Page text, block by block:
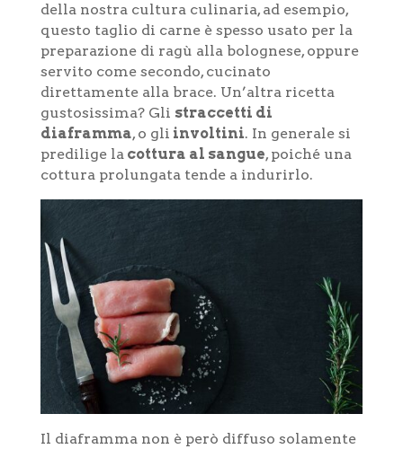
della nostra cultura culinaria, ad esempio,
questo taglio di carne è spesso usato per la
preparazione di ragù alla bolognese, oppure
servito come secondo, cucinato
direttamente alla brace. Un’altra ricetta
gustosissima? Gli straccetti di
diaframma, o gli involtini. In generale si
predilige lacottura al sangue, poiché una
cottura prolungata tende a indurirlo.
Il diaframma non è però diffuso solamente